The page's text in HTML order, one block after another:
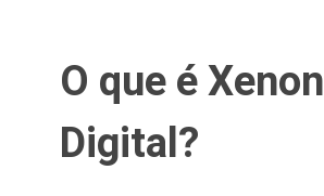
O que é Xenon
Digital?